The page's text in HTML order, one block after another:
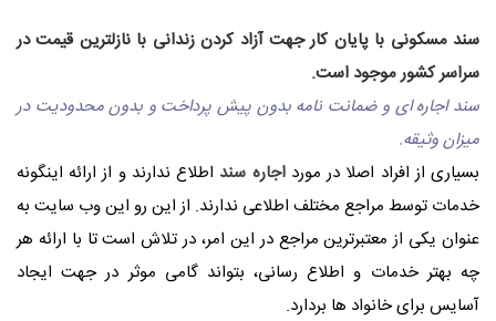
سند مسکونی با پایان کار جهت آزاد کردن زندانی با نازلترین قیمت در
سراسر کشور موجود است.
سند اجاره ای و ضمانت نامه بدون پیش پرداخت و بدون محدودیت در
میزان وثیقه.
بسیاری از افراد اصلا در مورداجاره سند اطلاع ندارند و از ارائه اینگونه
خدمات توسط مراجع مختلف اطلاعی ندارند. از این رو این وب سایت به
عنوان یکی از معتبرترین مراجع در این امر، در تلاش است تا با ارائه هر
چه بهتر خدمات و اطلاع رسانی، بتواند گامی موثر در جهت ایجاد
آسایس برای خانواد ها بردارد.